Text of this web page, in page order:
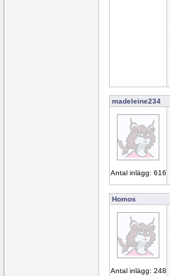
madeleine234
Antal inlägg: 616
Homos
Antal inlägg: 248